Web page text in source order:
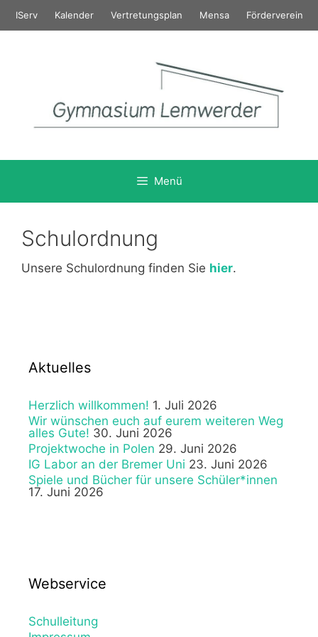
Inhalt
springen
IServ Kalender Vertretungsplan Mensa Förderverein
Menü
Schulordnung
Unsere Schulordnung finden Sie hier.
Aktuelles
Herzlich willkommen! 1. Juli 2026
Wir wünschen euch auf eurem weiteren Weg
alles Gute! 30. Juni 2026
Projektwoche in Polen 29. Juni 2026
IG Labor an der Bremer Uni 23. Juni 2026
Spiele und Bücher für unsere Schüler*innen
17. Juni 2026
Webservice
Schulleitung